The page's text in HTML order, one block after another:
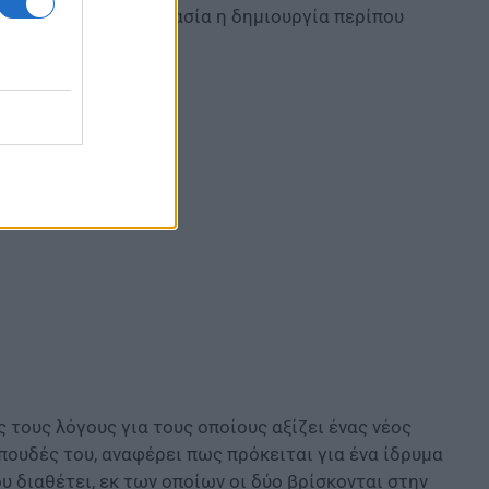
σε επεξεργασία η δημιουργία περίπου
λόγους για τους οποίους αξίζει ένας νέος
του, αναφέρει πως πρόκειται για ένα ίδρυμα
διαθέτει, εκ των οποίων οι δύο βρίσκονται στην